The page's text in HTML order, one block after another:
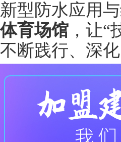
新型防水应用
体育场馆 ，让
不断践行、深